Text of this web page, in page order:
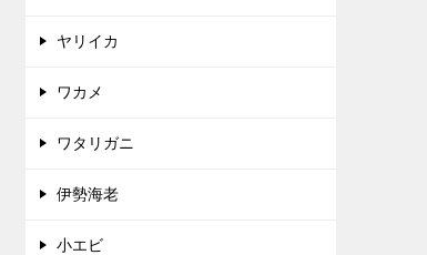
ヤリイカ
ワカメ
ワタリガニ
伊勢海老
小エビ